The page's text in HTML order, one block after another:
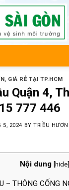
GIÁ RẺ TẠI TP.HCM
Quận 4,
777 446
5, 2024 BYTRIỀU
Nội dung [hide]
– THÔNG CỐNG